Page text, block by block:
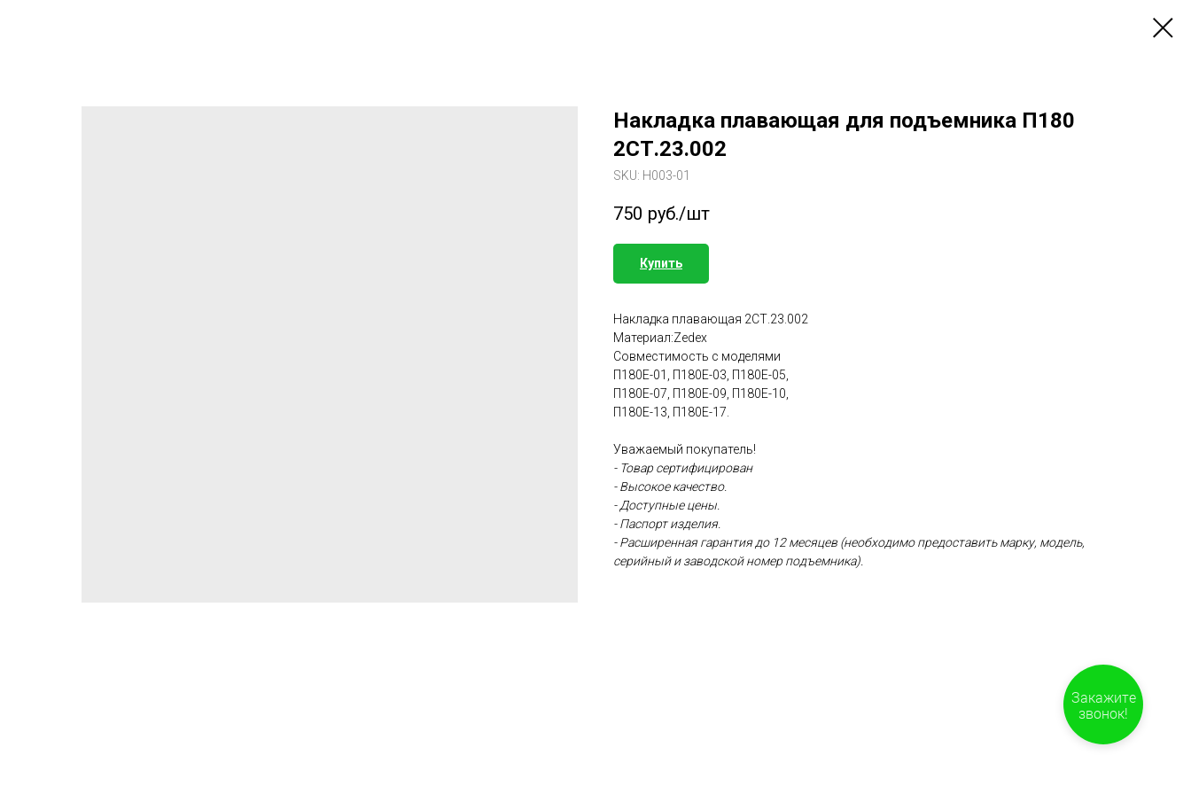
Накладка плавающая для подъемника П180
2СТ.23.002
SKU: Н003-01
750 руб./шт
Купить
Накладка плавающая 2СТ.23.002
Материал:Zedex
Совместимость с моделями
П180Е-01, П180Е-03, П180Е-05,
П180Е-07, П180Е-09, П180Е-10,
П180Е-13, П180Е-17.
Уважаемый покупатель!
- Товар сертифицирован
- Высокое качество.
- Доступные цены.
- Паспорт изделия.
- Расширенная гарантия до 12 месяцев (необходимо предоставить марку, модель,
серийный и заводской номер подъемника).
Закажите
звонок!